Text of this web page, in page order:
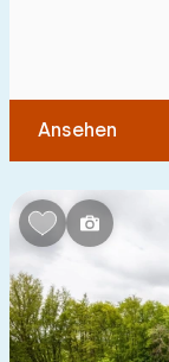
Hilfsmittel
Ansehen